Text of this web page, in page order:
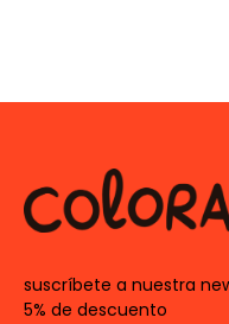
suscríbete a nuestra
5% de descuento